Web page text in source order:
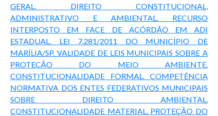
GERAL. DIREITO CONSTITUCIONAL,
ADMINISTRATIVO E AMBIENTAL. RECURSO
INTERPOSTO EM FACE DE ACÓRDÃO EM ADI
ESTADUAL. LEI 7.281/2011 DO MUNICÍPIO DE
MARÍLIA/SP. VALIDADE DE LEIS MUNICIPAIS SOBRE A
PROTEÇÃO DO MEIO AMBIENTE.
CONSTITUCIONALIDADE FORMAL. COMPETÊNCIA
NORMATIVA DOS ENTES FEDERATIVOS MUNICIPAIS
SOBRE DIREITO AMBIENTAL.
CONSTITUCIONALIDADE MATERIAL. PROTEÇÃO DO